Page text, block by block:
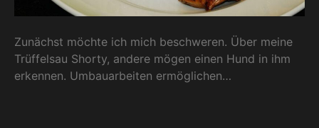
Zunächst möchte ich mich beschweren. Über meine
Trüffelsau Shorty, andere mögen einen Hund in ihm
erkennen. Umbauarbeiten ermöglichen…